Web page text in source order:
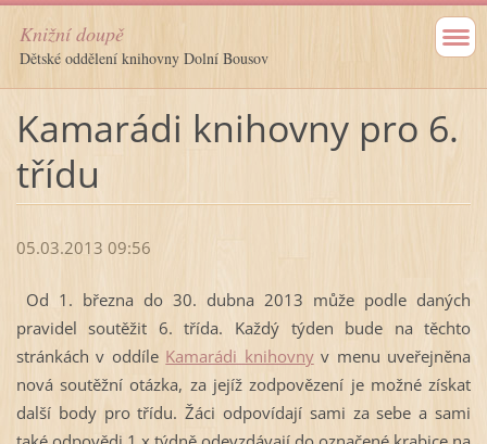
Knižní doupě
Dětské oddělení knihovny Dolní Bousov
Kamarádi knihovny pro 6.
třídu
05.03.2013 09:56
Od 1. března do 30. dubna 2013 může podle daných
pravidel soutěžit 6. třída. Každý týden bude na těchto
stránkách v oddíle Kamarádi knihovnyv menu uveřejněna
nová soutěžní otázka, za jejíž zodpovězení je možné získat
další body pro třídu. Žáci odpovídají sami za sebe a sami